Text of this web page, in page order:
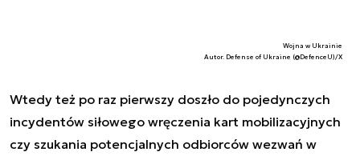
Wojna w Ukrainie
Autor. Defense of Ukraine (@DefenceU)/X
Wtedy też po raz pierwszy doszło do pojedynczych
incydentów siłowego wręczenia kart mobilizacyjnych
czy szukania potencjalnych odbiorców wezwań w